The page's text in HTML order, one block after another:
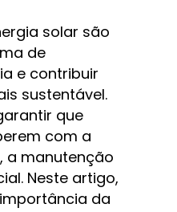
solar são
de
e contribuir
sustentável.
que
com a
a manutenção
Neste artigo,
da